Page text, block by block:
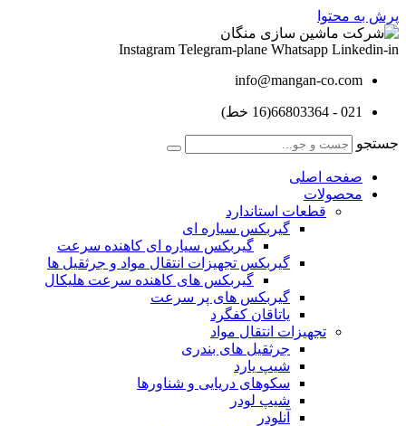
پرش به محتوا
Instagram Telegram-plane Whatsapp Linkedin-in
info@mangan-co.com
021 - 66803364(16 خط)
جستجو
صفحه اصلی
محصولات
قطعات استاندارد
گيربكس سياره ای
گيربكس سياره ای كاهنده سرعت
گيربكس تجهيزات انتقال مواد و جرثقيل ها
گيربكس های كاهنده سرعت هليكال
گيربكس های پر سرعت
ياتاقان كفگرد
تجهیزات انتقال مواد
جرثقیل های بندری
شیپ یارد
سکوهای دریایی و شناورها
شیپ لودر
آنلودر